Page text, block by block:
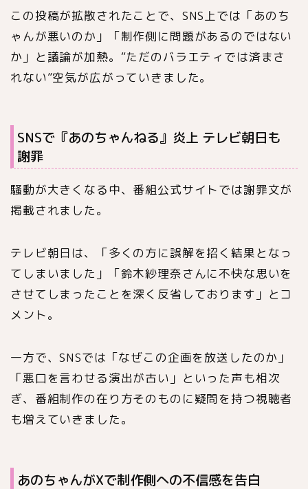
この投稿が拡散されたことで、SNS上では「あのち
ゃんが悪いのか」「制作側に問題があるのではない
か」と議論が加熱。“ただのバラエティでは済まさ
れない”空気が広がっていきました。
SNSで『あのちゃんねる』炎上 テレビ朝日も
謝罪
騒動が大きくなる中、番組公式サイトでは謝罪文が
掲載されました。
テレビ朝日は、「多くの方に誤解を招く結果となっ
てしまいました」「鈴木紗理奈さんに不快な思いを
させてしまったことを深く反省しております」とコ
メント。
一方で、SNSでは「なぜこの企画を放送したのか」
「悪口を言わせる演出が古い」といった声も相次
ぎ、番組制作の在り方そのものに疑問を持つ視聴者
も増えていきました。
あのちゃんがXで制作側への不信感を告白